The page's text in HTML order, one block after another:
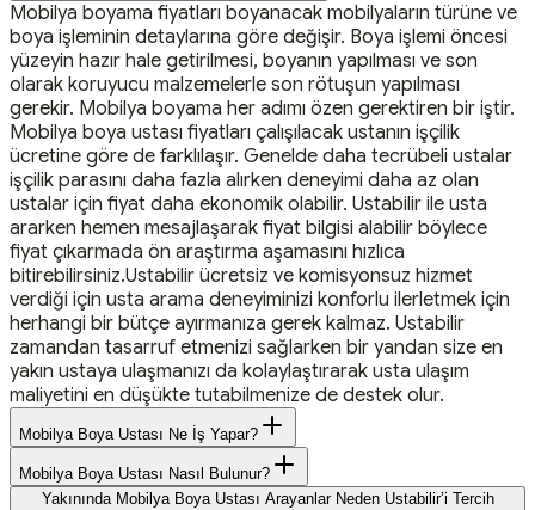
Mobilya boyama fiyatları boyanacak mobilyaların türüne ve
boya işleminin detaylarına göre değişir. Boya işlemi öncesi
yüzeyin hazır hale getirilmesi, boyanın yapılması ve son
olarak koruyucu malzemelerle son rötuşun yapılması
gerekir. Mobilya boyama her adımı özen gerektiren bir iştir.
Mobilya boya ustası fiyatları çalışılacak ustanın işçilik
ücretine göre de farklılaşır. Genelde daha tecrübeli ustalar
işçilik parasını daha fazla alırken deneyimi daha az olan
ustalar için fiyat daha ekonomik olabilir. Ustabilir ile usta
ararken hemen mesajlaşarak fiyat bilgisi alabilir böylece
fiyat çıkarmada ön araştırma aşamasını hızlıca
bitirebilirsiniz.Ustabilir ücretsiz ve komisyonsuz hizmet
verdiği için usta arama deneyiminizi konforlu ilerletmek için
herhangi bir bütçe ayırmanıza gerek kalmaz. Ustabilir
zamandan tasarruf etmenizi sağlarken bir yandan size en
yakın ustaya ulaşmanızı da kolaylaştırarak usta ulaşım
maliyetini en düşükte tutabilmenize de destek olur.
Mobilya Boya Ustası Ne İş Yapar?
Mobilya Boya Ustası Nasıl Bulunur?
Yakınında Mobilya Boya Ustası Arayanlar Neden Ustabilir’i Tercih